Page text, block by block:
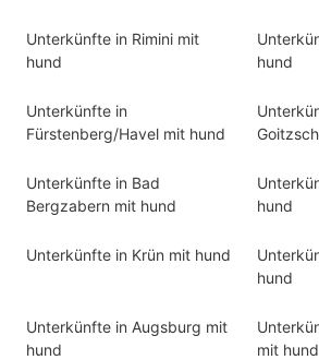
Unterkünfte in Rimini mit
hund
hund
Unterkünfte in
Fürstenberg/Havel mit hund
Unterkünfte in Bad
Bergzabern mit hund
hund
Unterkünfte in Krün mit hund
hund
Unterkünfte in Augsburg mit
hund
mit hund